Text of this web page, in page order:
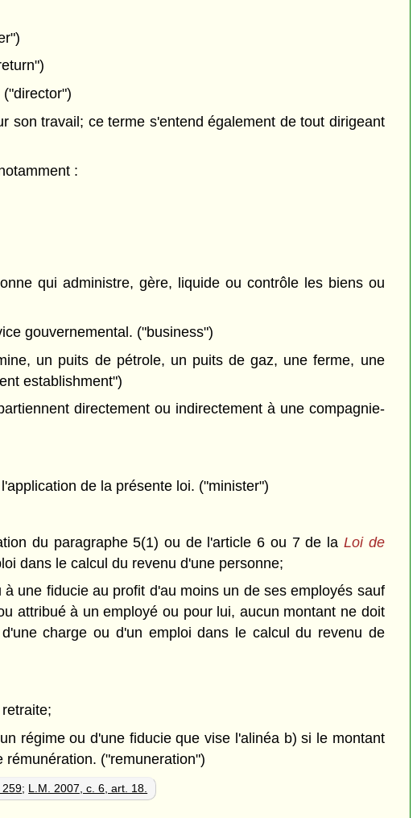
son travail; ce terme s'entend également de tout dirigeant
:
qui administre, gère, liquide ou contrôle les biens ou
gouvernemental. ("business")
un puits de pétrole, un puits de gaz, une ferme, une
establishment")
directement ou indirectement à une compagnie-
de la présente loi. ("minister")
du paragraphe 5(1) ou de l'article 6 ou 7 de la Loi de
dans le calcul du revenu d'une personne;
une fiducie au profit d'au moins un de ses employés sauf
attribué à un employé ou pour lui, aucun montant ne doit
charge ou d'un emploi dans le calcul du revenu de
régime ou d'une fiducie que vise l'alinéa b) si le montant
("remuneration")
259; L.M. 2007, c. 6, art. 18.